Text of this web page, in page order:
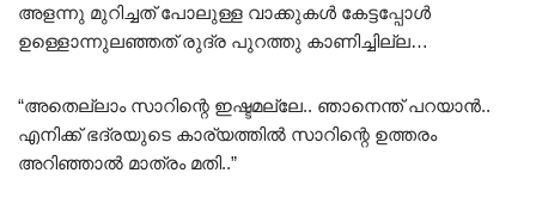
അളന്നു മുറിച്ചത് പോലുള്ള വാക്കുകൾ കേട്ടപ്പോൾ
ഉള്ളൊന്നുലഞ്ഞത് രുദ്ര പുറത്തു കാണിച്ചില്ല…
“അതെല്ലാം സാറിന്റെ ഇഷ്ടമല്ലേ.. ഞാനെന്ത് പറയാൻ..
എനിക്ക് ഭദ്രയുടെ കാര്യത്തിൽ സാറിന്റെ ഉത്തരം
അറിഞ്ഞാൽ മാത്രം മതി..”